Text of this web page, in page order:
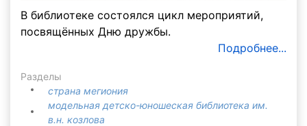
В библиотеке состоялся цикл мероприятий,
посвящённых Дню дружбы.
Подробнее...
Разделы
страна мегиония
модельная детско-юношеская библиотека им.
в.н. козлова